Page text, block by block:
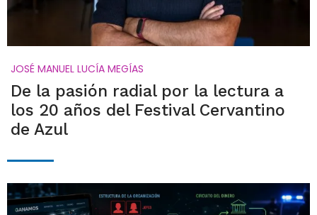
JOSÉ MANUEL LUCÍA MEGÍAS
De la pasión radial por la lectura a
los 20 años del Festival Cervantino
de Azul